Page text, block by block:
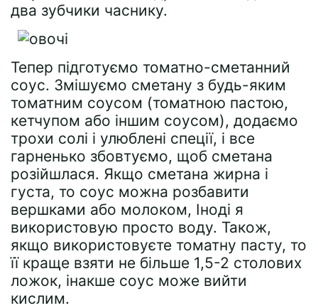
два зубчики часнику.
Тепер підготуємо томатно-сметанний
соус. Змішуємо сметану з будь-яким
томатним соусом (томатною пастою,
кетчупом або іншим соусом), додаємо
трохи солі і улюблені спеції, і все
гарненько збовтуємо, щоб сметана
розійшлася. Якщо сметана жирна і
густа, то соус можна розбавити
вершками або молоком, Іноді я
використовую просто воду. Також,
якщо використовуєте томатну пасту, то
її краще взяти не більше 1,5-2 столових
ложок, інакше соус може вийти
кислим.